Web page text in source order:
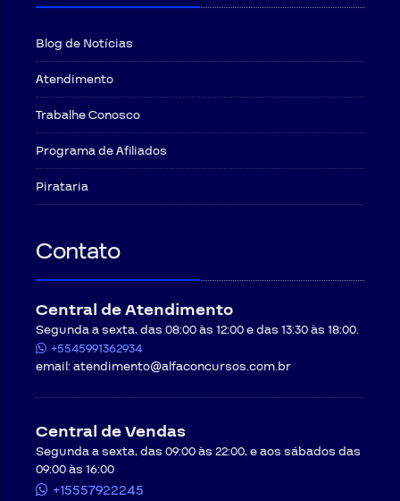
Blog de Notícias
Atendimento
Trabalhe Conosco
Programa de Afiliados
Pirataria
Contato
Central de Atendimento
Segunda a sexta, das 08:00 às 12:00 e das 13:30 às 18:00.
+5545991362934
email:atendimento@alfaconcursos.com.br
Central de Vendas
Segunda a sexta, das 09:00 às 22:00, e aos sábados das
09:00 às 16:00
+15557922245